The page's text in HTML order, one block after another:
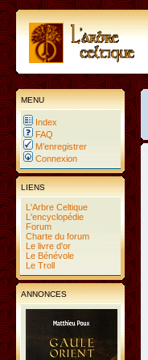
MENU
Index
FAQ
M’enregistrer
Connexion
LIENS
L'Arbre Celtique
L'encyclopédie
Forum
Charte du forum
Le livre d'or
Le Bénévole
Le Troll
ANNONCES